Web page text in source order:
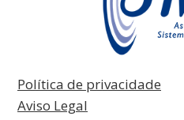
Política de privacidade
Aviso Legal